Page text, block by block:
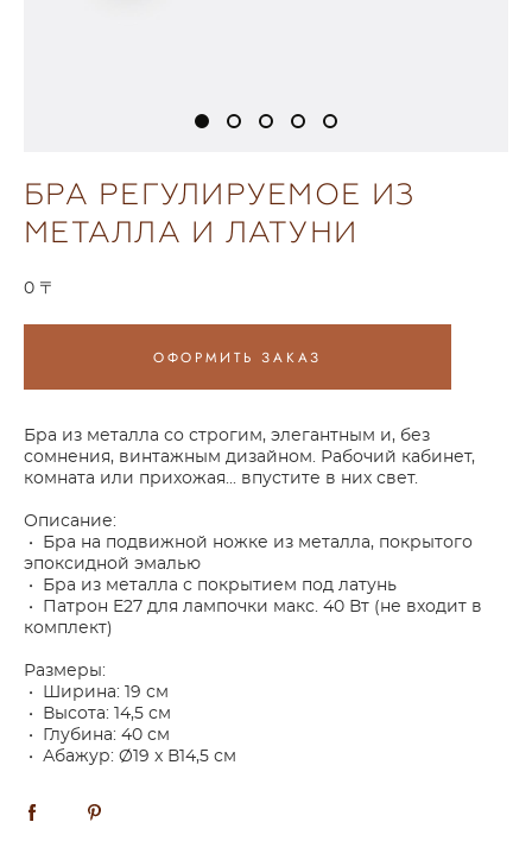
БРА РЕГУЛИРУЕМОЕ ИЗ
МЕТАЛЛА И ЛАТУНИ
0 〒
ОФОРМИТЬ ЗАКАЗ
Бра из металла со строгим, элегантным и, без
сомнения, винтажным дизайном. Рабочий кабинет,
комната или прихожая... впустите в них свет.
Описание:
• Бра на подвижной ножке из металла, покрытого
эпоксидной эмалью
• Бра из металла с покрытием под латунь
• Патрон E27 для лампочки макс. 40 Вт (не входит в
комплект)
Размеры:
• Ширина: 19 см
• Высота: 14,5 см
• Глубина: 40 см
• Абажур: Ø19 x В14,5 см